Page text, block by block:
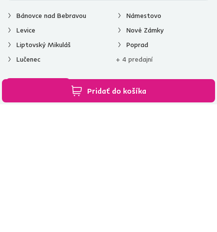
Pridať do košíka
Bánovce nad Bebravou
Levice
Liptovský Mikuláš
Lučenec
Námestovo
Nové Zámky
Poprad
+ 4 predajní